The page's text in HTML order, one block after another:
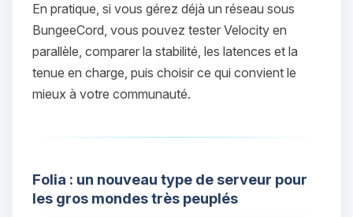
En pratique, si vous gérez déjà un réseau sous
BungeeCord, vous pouvez tester Velocity en
parallèle, comparer la stabilité, les latences et la
tenue en charge, puis choisir ce qui convient le
mieux à votre communauté.
Folia : un nouveau type de serveur pour
les gros mondes très peuplés
Youpi, enfin quelqu’un pour me
parler ! Moi c’est Choupy, ton petit
assistant BoxToPlay. Dis-moi ce dont
tu as besoin et je vais remuer mes
petits circuits pour t’aider.